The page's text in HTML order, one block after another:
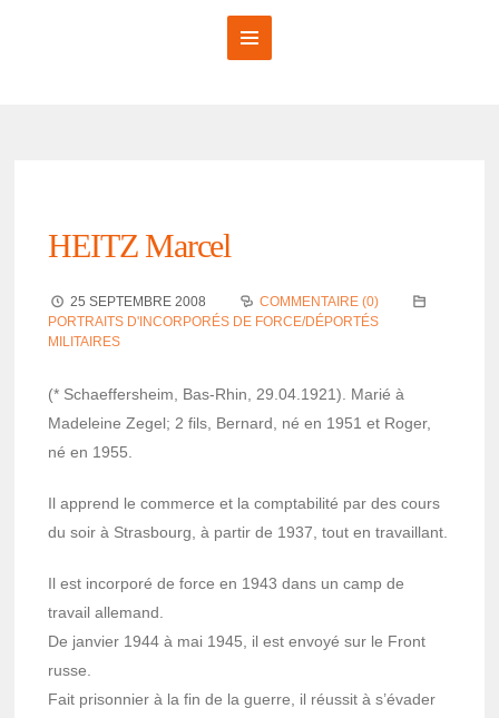
HEITZ Marcel
25 SEPTEMBRE 2008
COMMENTAIRE (0)
PORTRAITS D'INCORPORÉS DE FORCE/DÉPORTÉS
MILITAIRES
(* Schaef­fer­sheim, Bas-Rhin, 29.04.1921). Marié à
Made­leine Zegel; 2 fils, Bernard, né en 1951 et Roger,
né en 1955.
Il apprend le commerce et la comp­ta­bi­lité par des cours
du soir à Stras­bourg, à partir de 1937, tout en travaillant.
Il est incor­poré de force en 1943 dans un camp de
travail alle­mand.
De janvier 1944 à mai 1945, il est envoyé sur le Front
russe.
Fait prison­nier à la fin de la guerre, il réus­sit à s’éva­der